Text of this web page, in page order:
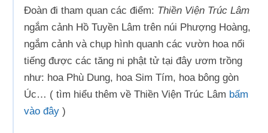
Đoàn đi tham quan các điểm: Thiền Viện Trúc Lâm
ngắm cảnh Hồ Tuyền Lâm trên núi Phượng Hoàng,
ngắm cảnh và chụp hình quanh các vườn hoa nổi
tiếng được các tăng ni phật tử tại đây ươm trồng
như: hoa Phù Dung, hoa Sim Tím, hoa bông gòn
Úc… ( tìm hiểu thêm về Thiền Viện Trúc Lâm bấm
vào đây )